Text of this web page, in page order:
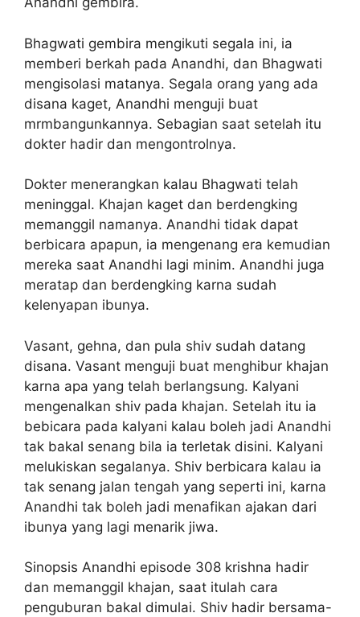
Bhagwati gembira mengikuti segala ini, ia
memberi berkah pada Anandhi, dan Bhagwati
mengisolasi matanya. Segala orang yang ada
disana kaget, Anandhi menguji buat
mrmbangunkannya. Sebagian saat setelah itu
dokter hadir dan mengontrolnya.
Dokter menerangkan kalau Bhagwati telah
meninggal. Khajan kaget dan berdengking
memanggil namanya. Anandhi tidak dapat
berbicara apapun, ia mengenang era kemudian
mereka saat Anandhi lagi minim. Anandhi juga
meratap dan berdengking karna sudah
kelenyapan ibunya.
Vasant, gehna, dan pula shiv sudah datang
disana. Vasant menguji buat menghibur khajan
karna apa yang telah berlangsung. Kalyani
mengenalkan shiv pada khajan. Setelah itu ia
bebicara pada kalyani kalau boleh jadi Anandhi
tak bakal senang bila ia terletak disini. Kalyani
melukiskan segalanya. Shiv berbicara kalau ia
tak senang jalan tengah yang seperti ini, karna
Anandhi tak boleh jadi menafikan ajakan dari
ibunya yang lagi menarik jiwa.
Sinopsis Anandhi episode 308 krishna hadir
dan memanggil khajan, saat itulah cara
penguburan bakal dimulai. Shiv hadir bersama-